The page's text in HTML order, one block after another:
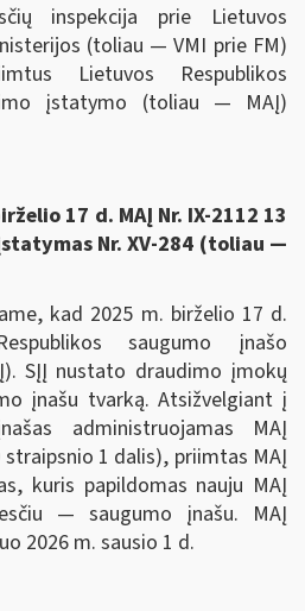
inspekcija prie Lietuvos
(toliau — VMI prie FM)
Lietuvos Respublikos
įstatymo (toliau — MAĮ)
17 d. MAĮ Nr. IX-2112 13
Nr. XV-284 (toliau —
kad 2025 m. birželio 17 d.
saugumo įnašo
SĮĮ nustato draudimo įmokų
įnašu tvarką. Atsižvelgiant į
administruojamas MAĮ
1 dalis), priimtas MAĮ
kuris papildomas nauju MAĮ
— saugumo įnašu. MAĮ
2026 m. sausio 1 d.